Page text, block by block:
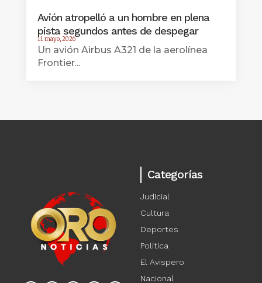
Avión atropelló a un hombre en plena
pista segundos antes de despegar
11 mayo, 2026
Un avión Airbus A321 de la aerolínea
Frontier...
Categorías
Judicial
Cultura
Deportes
Política
El Avispero
Nacional